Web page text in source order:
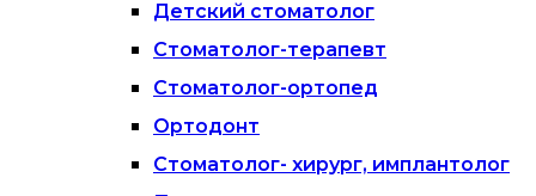
Детский стоматолог
Стоматолог-терапевт
Стоматолог-ортопед
Ортодонт
Стоматолог- хирург, имплантолог